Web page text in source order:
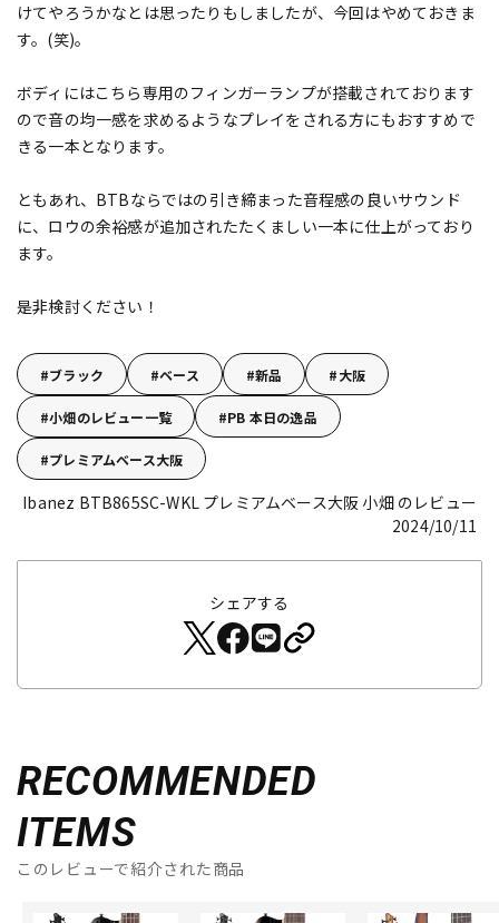
けてやろうかなとは思ったりもしましたが、今回はやめておきま
す。(笑)。
ボディにはこちら専用のフィンガーランプが搭載されております
ので音の均一感を求めるようなプレイをされる方にもおすすめで
きる一本となります。
ともあれ、BTBならではの引き締まった音程感の良いサウンド
に、ロウの余裕感が追加されたたくましい一本に仕上がっており
ます。
是非検討ください！
ブラック ベース 新品 大阪
小畑のレビュー一覧 PB 本日の逸品
プレミアムベース大阪
Ibanez BTB865SC-WKL プレミアムベース大阪 小畑 のレビュー
2024/10/11
シェアする
RECOMMENDED
ITEMS
このレビューで紹介された商品